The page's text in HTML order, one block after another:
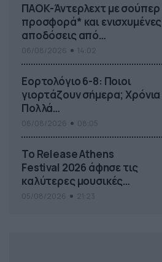
ΠΑΟΚ-Άντερλεχτ με σούπερ
προσφορά* και ενισχυμένες
αποδόσεις από
το Pamestoixima.gr
Εορτολόγιο 6-8: Ποιοι
γιορτάζουν σήμερα; Χρόνια
Πολλά…
Το Release Athens
Festival 2026 άφησε τις
καλύτερες μουσικές
αναμνήσεις